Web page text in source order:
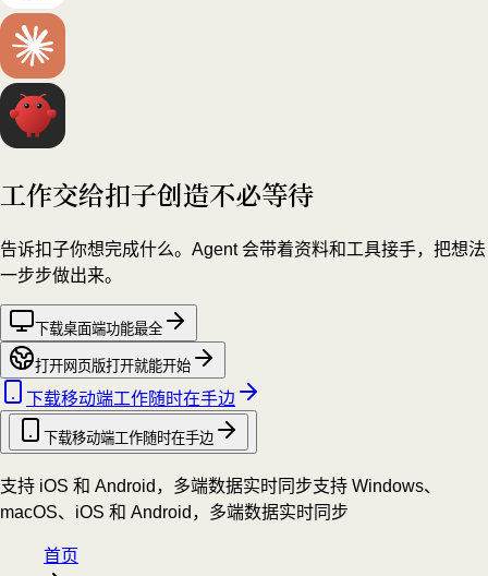
工作交给扣子创造不必等待
告诉扣子你想完成什么。Agent 会带着资料和工具接手，把想法
一步步做出来。
下载桌面端功能最全
打开网页版打开就能开始
下载移动端工作随时在手边
下载移动端工作随时在手边
支持 iOS 和 Android，多端数据实时同步支持 Windows、
macOS、iOS 和 Android，多端数据实时同步
首页